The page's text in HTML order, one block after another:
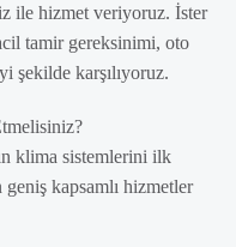
ile hizmet veriyoruz. İster
tamir gereksinimi, oto
şekilde karşılıyoruz.
klima sistemlerini ilk
kapsamlı hizmetler